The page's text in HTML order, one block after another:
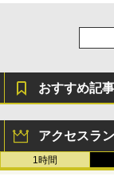
おすすめ記事
アクセスラ
1時間